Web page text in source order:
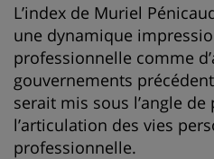
L’index de Muriel
une dynamique
professionnelle comme
gouvernements
serait mis sous l’angle
l’articulation des vies
professionnelle.